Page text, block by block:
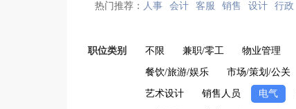
热门推荐： 人事 会计 客服 销售 设计 行政
职位类别 不限 兼职/零工 物业管理
餐饮/旅游/娱乐 市场/策划/公关
艺术设计 销售人员 电气